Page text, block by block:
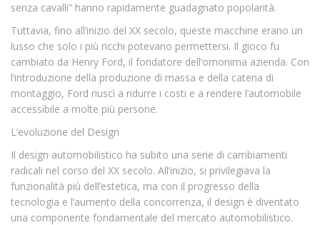
senza cavalli” hanno rapidamente guadagnato popolarità.
Tuttavia, fino all’inizio del XX secolo, queste macchine erano un
lusso che solo i più ricchi potevano permettersi. Il gioco fu
cambiato da Henry Ford, il fondatore dell’omonima azienda. Con
l’introduzione della produzione di massa e della catena di
montaggio, Ford riuscì a ridurre i costi e a rendere l’automobile
accessibile a molte più persone.
L’evoluzione del Design
Il design automobilistico ha subito una serie di cambiamenti
radicali nel corso del XX secolo. All’inizio, si privilegiava la
funzionalità più dell’estetica, ma con il progresso della
tecnologia e l’aumento della concorrenza, il design è diventato
una componente fondamentale del mercato automobilistico.